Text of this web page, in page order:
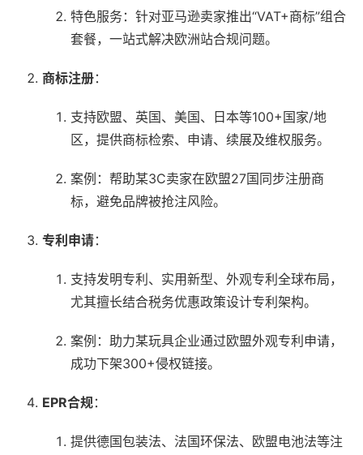
特色服务：针对亚马逊卖家推出“VAT+商标”组合
套餐，一站式解决欧洲站合规问题。
商标注册：
支持欧盟、英国、美国、日本等100+国家/地
区，提供商标检索、申请、续展及维权服务。
案例：帮助某3C卖家在欧盟27国同步注册商
标，避免品牌被抢注风险。
专利申请：
支持发明专利、实用新型、外观专利全球布局，
尤其擅长结合税务优惠政策设计专利架构。
案例：助力某玩具企业通过欧盟外观专利申请，
成功下架300+侵权链接。
EPR合规：
提供德国包装法、法国环保法、欧盟电池法等注